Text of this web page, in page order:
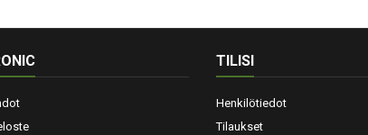
TILISI
Henkilötiedot
Tilaukset